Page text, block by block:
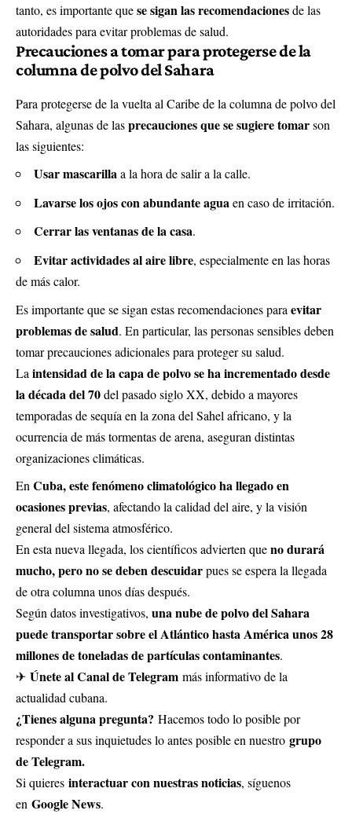
tanto, es importante quese sigan las recomendacionesde las
autoridades para evitar problemas de salud.
Precauciones a tomarpara protegerse de la
columna de polvo del Sahara
Para protegerse de la vuelta al Caribe de la columna de polvo del
Sahara, algunas de lasprecauciones que se sugiere tomarson
las siguientes:
Usar mascarillaa la hora de salir a la calle.
Lavarse los ojos con abundante aguaen caso de irritación.
Cerrar las ventanas de la casa.
Evitar actividades al aire libre, especialmente en las horas
de más calor.
Es importante que se sigan estas recomendaciones paraevitar
problemas de salud. En particular, las personas sensibles deben
tomar precauciones adicionales para proteger su salud.
Laintensidad de la capa de polvo se ha incrementado desde
la década del 70del pasado siglo XX, debido a mayores
temporadas de sequía en la zona del Sahel africano, y la
ocurrencia de más tormentas de arena, aseguran distintas
organizaciones climáticas.
EnCuba, este fenómeno climatológico ha llegado en
ocasiones previas, afectando la calidad del aire, y la visión
general del sistema atmosférico.
En esta nueva llegada, los científicos advierten queno durará
mucho, pero no se deben descuidarpues se espera la llegada
de otra columna unos días después.
Según datos investigativos, una nube de polvo del Sahara
puede transportar sobre el Atlántico hasta América unos 28
millones de toneladas de partículas contaminantes.
✈ Únete al Canal de Telegram más informativo de la
actualidad cubana.
¿Tienes alguna pregunta? Hacemos todo lo posible por
responder a sus inquietudes lo antes posible en nuestro grupo
de Telegram.
Si quieres interactuar con nuestras noticias, síguenos
en Google News.